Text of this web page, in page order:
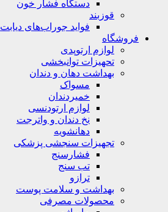
دستگاه فشار خون
قوزبند
فواید جوراب‌های دیابت
فروشگاه
لوازم ارتوپدی
تحهیزات توانبخشی
بهداشت دهان و دندان
مسواک
خمیردندان
لوازم ارتودنسی
نخ دندان و واترجت
دهانشویه
تجهیزات سنجشی پزشکی
فشارسنج
تب سنج
ترازو
بهداشت و سلامت پوست
محصولات مصرفی